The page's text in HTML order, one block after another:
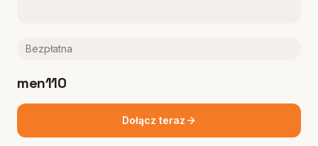
Bezpłatna
men110
Dołącz teraz